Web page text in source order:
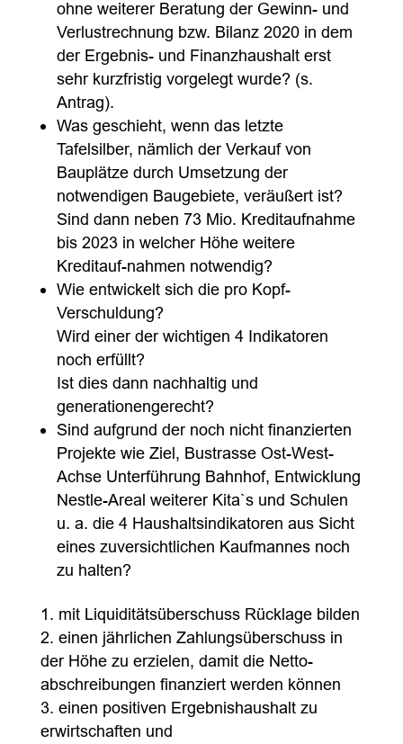
ohne weiterer Beratung der Gewinn- und
Verlustrechnung bzw. Bilanz 2020 in dem
der Ergebnis- und Finanzhaushalt erst
sehr kurzfristig vorgelegt wurde? (s.
Antrag).
Was geschieht, wenn das letzte
Tafelsilber, nämlich der Verkauf von
Bauplätze durch Umsetzung der
notwendigen Baugebiete, veräußert ist?
Sind dann neben 73 Mio. Kreditaufnahme
bis 2023 in welcher Höhe weitere
Kreditauf-nahmen notwendig?
Wie entwickelt sich die pro Kopf-
Verschuldung?
Wird einer der wichtigen 4 Indikatoren
noch erfüllt?
Ist dies dann nachhaltig und
generationengerecht?
Sind aufgrund der noch nicht finanzierten
Projekte wie Ziel, Bustrasse Ost-West-
Achse Unterführung Bahnhof, Entwicklung
Nestle-Areal weiterer Kita`s und Schulen
u. a. die 4 Haushaltsindikatoren aus Sicht
eines zuversichtlichen Kaufmannes noch
zu halten?
mit Liquiditätsüberschuss Rücklage bilden
einen jährlichen Zahlungsüberschuss in
der Höhe zu erzielen, damit die Netto-
abschreibungen finanziert werden können
einen positiven Ergebnishaushalt zu
erwirtschaften und